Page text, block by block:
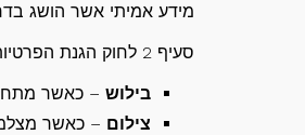
מידע אמיתי אשר הושג
סעיף 2 לחוק הגנת הפרטיות, התשמ"א – 1981 מגדיר פגיעה בפרטיות בצורה הבאה:
בילוש – כאשר
צילום – כאשר